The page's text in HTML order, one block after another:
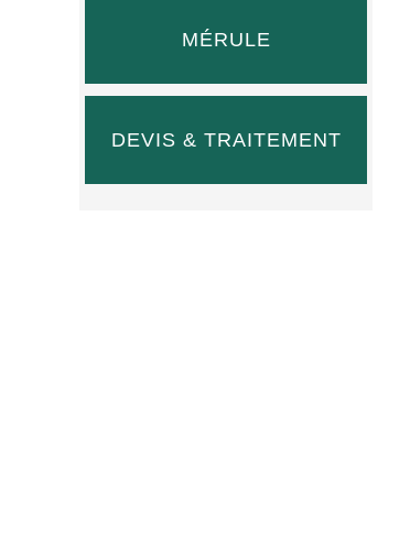
MÉRULE
DEVIS & TRAITEMENT